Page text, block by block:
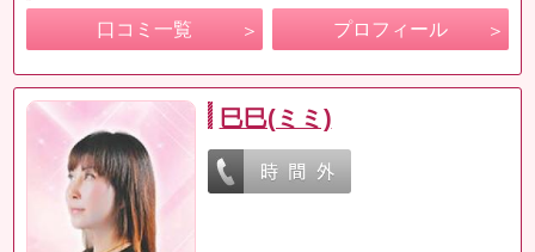
口コミ一覧 プロフィール
巳巳(ミミ)